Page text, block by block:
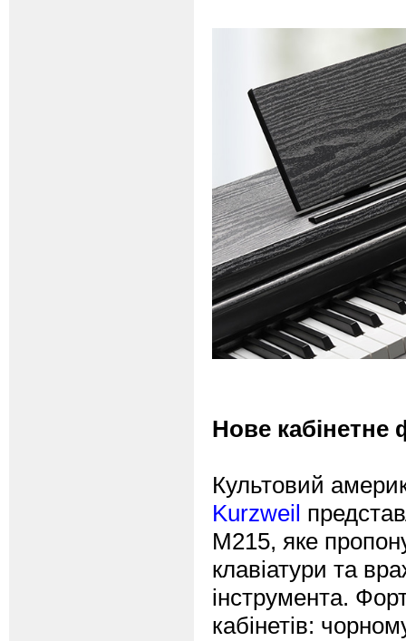
Новe кабінетне
Культовий
Kurzweil
M215, яке
клавіатури та
інструмента.
кабінетів: